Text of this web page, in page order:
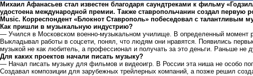
Михаил Афанасьев стал известен благодаря саундтреками к фильму
удостоена международной премии. Также ставропольчанин создал первую
Music. Корреспондент «Блокнот Ставрополь» побеседовал с талантливым
Как пришли в музыкальную индустрию?
― Учился в Московском военно-музыкальном училище. В определенный момент
Выкладывал работы в соцсети, понял, что людям они нравятся. Появились
музыкой не как любитель, а профессионал и получать за это деньги. Раньше не
Для каких проектов начали писать музыку?
― Начал писать музыку для фильмов и видеоигр. В России эта ниша не особо
Создавал композиции для зарубежных трейлерных компаний, а позже решил